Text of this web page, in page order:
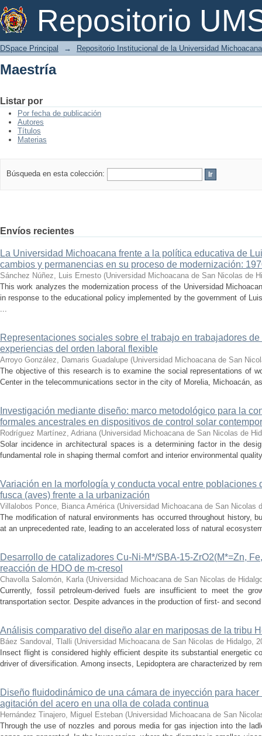
Repositorio
Maestría
DSpace Principal → Repositorio Institucional de la Universidad
Maestría
Listar por
Por fecha de publicación
Autores
Títulos
Materias
Búsqueda en esta colección:
Envíos recientes
La Universidad Michoacana frente a la política educativa de
cambios y permanencias en su proceso de modernización:
Sánchez Núñez, Luis Ernesto (Universidad Michoacana de San Nicolas de
This work analyzes the modernization process of the Universidad
in response to the educational policy implemented by the government of
...
Representaciones sociales sobre el trabajo en trabajadores
experiencias del orden laboral flexible
Arroyo González, Damaris Guadalupe (Universidad Michoacana de San
The objective of this research is to examine the social representations of
Center in the telecommunications sector in the city of Morelia, Michoacán,
Investigación mediante diseño: marco metodológico para la
formales ancestrales en dispositivos de control solar
Rodríguez Martínez, Adriana (Universidad Michoacana de San Nicolas de
Solar incidence in architectural spaces is a determining factor in the
fundamental role in shaping thermal comfort and interior environmental
Variación en la morfología y conducta vocal entre poblaciones
fusca (aves) frente a la urbanización
Villalobos Ponce, Bianca América (Universidad Michoacana de San Nicolas
The modification of natural environments has occurred throughout history,
at an unprecedented rate, leading to an accelerated loss of natural
Desarrollo de catalizadores Cu-Ni-M*/SBA-15-ZrO2(M*=Zn,
reacción de HDO de m-cresol
Chavolla Salomón, Karla (Universidad Michoacana de San Nicolas de
Currently, fossil petroleum-derived fuels are insufficient to meet the
transportation sector. Despite advances in the production of first- and
Análisis comparativo del diseño alar en mariposas de la tribu
Báez Sandoval, Tlalli (Universidad Michoacana de San Nicolas de Hidalgo,
Insect flight is considered highly efficient despite its substantial energetic
driver of diversification. Among insects, Lepidoptera are characterized by
Diseño fluidodinámico de una cámara de inyección para
agitación del acero en una olla de colada continua
Hernández Tinajero, Miguel Esteban (Universidad Michoacana de San
Through the use of nozzles and porous media for gas injection into the